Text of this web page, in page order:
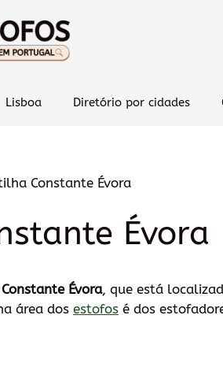
Lisboa Diretório por cidades
Constante Évora
Évora
Évora, que está
área dos estofos é dos